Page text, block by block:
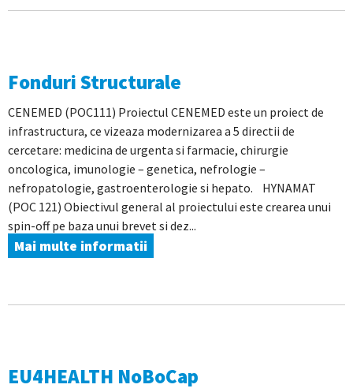
Fonduri Structurale
CENEMED (POC111) Proiectul CENEMED este un proiect de
infrastructura, ce vizeaza modernizarea a 5 directii de
cercetare: medicina de urgenta si farmacie, chirurgie
oncologica, imunologie – genetica, nefrologie –
nefropatologie, gastroenterologie si hepato. HYNAMAT
(POC 121) Obiectivul general al proiectului este crearea unui
spin-off pe baza unui brevet si dez...
Mai multe informatii
EU4HEALTH NoBoCap